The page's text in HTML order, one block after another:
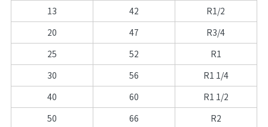
13
42
R1/2
20
47
R3/4
25
52
R1
30
56
R1 1/4
40
60
R1 1/2
50
66 R2